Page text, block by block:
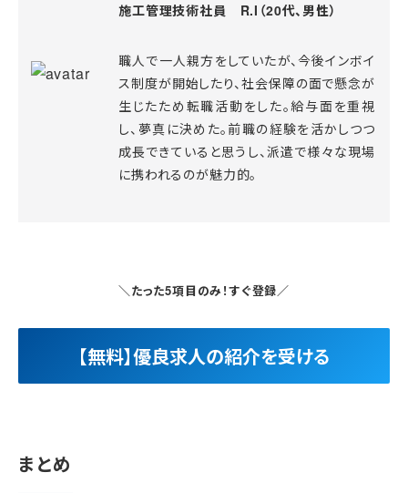
施工管理技術社員 R.I（20代、男性）
職人で一人親方をしていたが、今後インボイ
ス制度が開始したり、社会保障の面で懸念が
生じたため転職活動をした。給与面を重視
し、夢真に決めた。前職の経験を活かしつつ
成長できていると思うし、派遣で様々な現場
に携われるのが魅力的。
＼たった5項目のみ！すぐ登録／
【無料】優良求人の紹介を受ける
まとめ